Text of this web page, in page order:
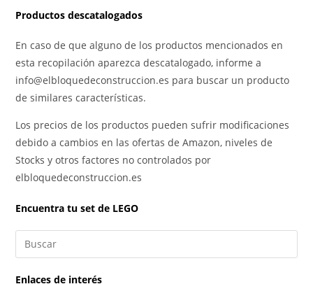
Productos descatalogados
En caso de que alguno de los productos mencionados en
esta recopilación aparezca descatalogado, informe a
info@elbloquedeconstruccion.es para buscar un producto
de similares características.
Los precios de los productos pueden sufrir modificaciones
debido a cambios en las ofertas de Amazon, niveles de
Stocks y otros factores no controlados por
elbloquedeconstruccion.es
Encuentra tu set de LEGO
Enlaces de interés